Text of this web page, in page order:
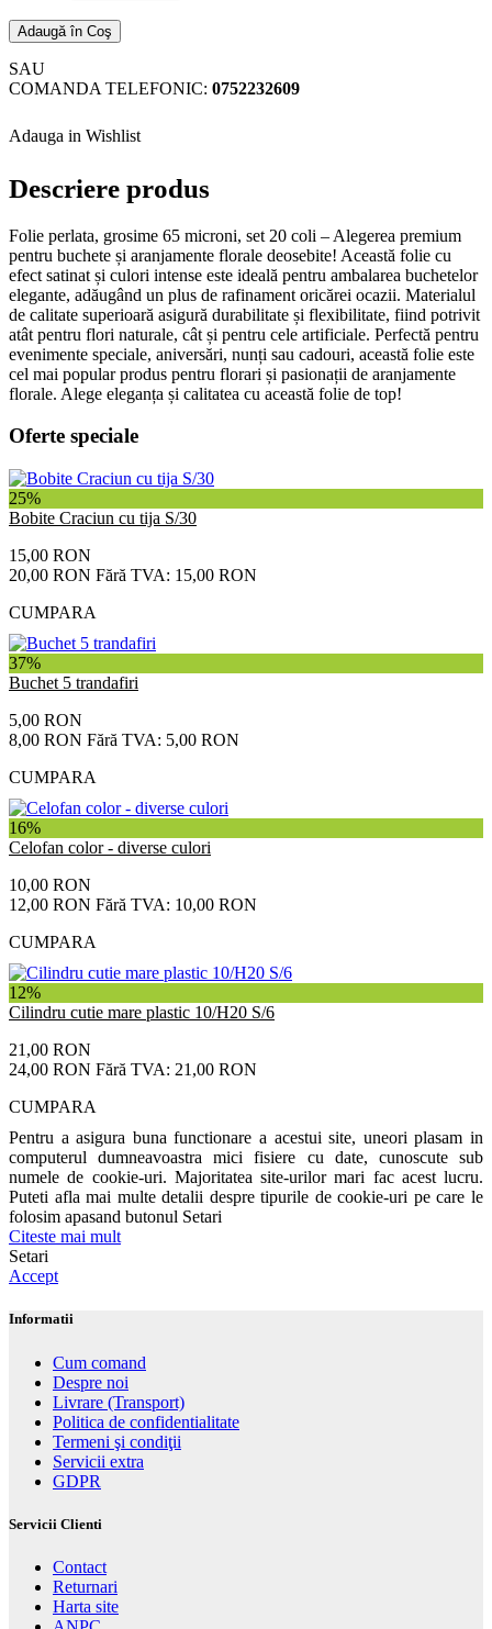
Adaugă în Coş
SAU
COMANDA TELEFONIC: 0752232609
Adauga in Wishlist
Descriere produs
Folie perlata, grosime 65 microni, set 20 coli – Alegerea premium
pentru buchete și aranjamente florale deosebite! Această folie cu
efect satinat și culori intense este ideală pentru ambalarea buchetelor
elegante, adăugând un plus de rafinament oricărei ocazii. Materialul
de calitate superioară asigură durabilitate și flexibilitate, fiind potrivit
atât pentru flori naturale, cât și pentru cele artificiale. Perfectă pentru
evenimente speciale, aniversări, nunți sau cadouri, această folie este
cel mai popular produs pentru florari și pasionații de aranjamente
florale. Alege eleganța și calitatea cu această folie de top!
Oferte speciale
25%
Bobite Craciun cu tija S/30
15,00 RON
20,00 RON Fără TVA: 15,00 RON
CUMPARA
37%
Buchet 5 trandafiri
5,00 RON
8,00 RON Fără TVA: 5,00 RON
CUMPARA
16%
Celofan color - diverse culori
10,00 RON
12,00 RON Fără TVA: 10,00 RON
CUMPARA
12%
Cilindru cutie mare plastic 10/H20 S/6
21,00 RON
24,00 RON Fără TVA: 21,00 RON
CUMPARA
Pentru a asigura buna functionare a acestui site, uneori plasam in
computerul dumneavoastra mici fisiere cu date, cunoscute sub
numele de cookie-uri. Majoritatea site-urilor mari fac acest lucru.
Puteti afla mai multe detalii despre tipurile de cookie-uri pe care le
folosim apasand butonul Setari
Citeste mai mult
Setari
Accept
Informatii
Cum comand
Despre noi
Livrare (Transport)
Politica de confidentialitate
Termeni şi condiţii
Servicii extra
GDPR
Servicii Clienti
Contact
Returnari
Harta site